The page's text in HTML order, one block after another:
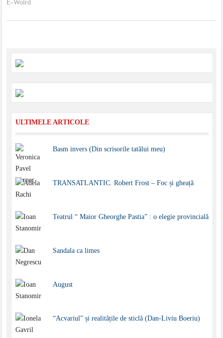
E-Wolrd
ULTIMELE ARTICOLE
Basm invers (Din scrisorile tatălui meu)
TRANSATLANTIC. Robert Frost – Foc și gheață
Teatrul “ Maior Gheorghe Pastia” : o elegie provincială
Sandala ca limes
August
“Acvariul” și realitățile de sticlă (Dan-Liviu Boeriu)